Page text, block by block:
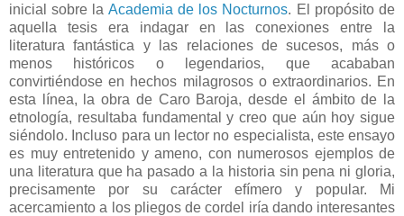
inicial sobre la Academia de los Nocturnos. El propósito de
aquella tesis era indagar en las conexiones entre la
literatura fantástica y las relaciones de sucesos, más o
menos históricos o legendarios, que acababan
convirtiéndose en hechos milagrosos o extraordinarios. En
esta línea, la obra de Caro Baroja, desde el ámbito de la
etnología, resultaba fundamental y creo que aún hoy sigue
siéndolo. Incluso para un lector no especialista, este ensayo
es muy entretenido y ameno, con numerosos ejemplos de
una literatura que ha pasado a la historia sin pena ni gloria,
precisamente por su carácter efímero y popular. Mi
acercamiento a los pliegos de cordel iría dando interesantes